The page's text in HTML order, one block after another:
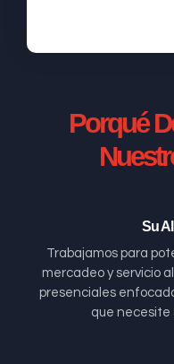
Porqué
Su
Trabajamos para
mercadeo y servicio
presenciales
que necesite